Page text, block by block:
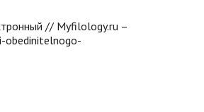
// Myfilology.ru –
obedinitelnogo-